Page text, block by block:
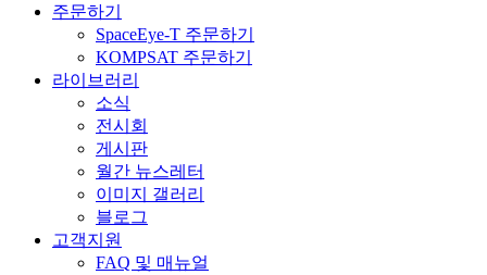
주문하기
SpaceEye-T 주문하기
KOMPSAT 주문하기
라이브러리
소식
전시회
게시판
월간 뉴스레터
이미지 갤러리
블로그
고객지원
FAQ 및 매뉴얼